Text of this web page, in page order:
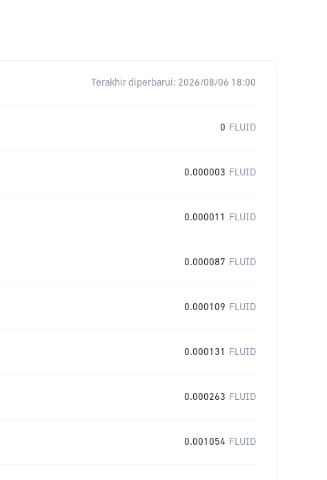
Terakhir diperbarui: 2026/08/06 18:00
0 FLUID
0.000003 FLUID
0.000011 FLUID
0.000087 FLUID
0.000109 FLUID
0.000131 FLUID
0.000263 FLUID
0.001054 FLUID